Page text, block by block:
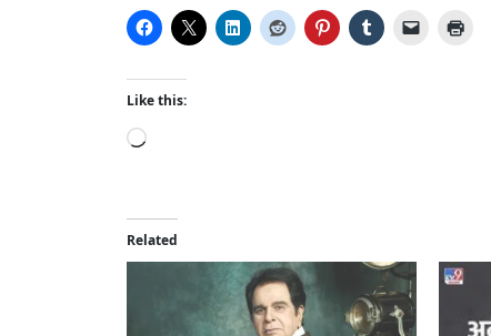
Like this:
L
d
i
n
Related